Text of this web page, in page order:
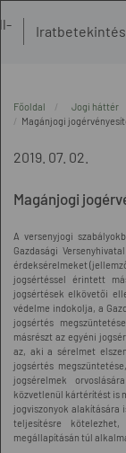
Iratbetekintés
Főoldal Jogi háttér
Magánjogi
2019. 07. 02.
Magánjogi
A versenyjogi
Gazdasági
érdeksérelmeket
jogsértéssel érintett
jogsértések elkövetői
védelme indokolja, a
jogsértés
másrészt az egyéni
az, aki a sérelmet
jogsértés
jogsérelmek
közvetlenül kártérítést is
jogviszonyok alakítására
teljesítésre kötelezhet,
megállapításán túl